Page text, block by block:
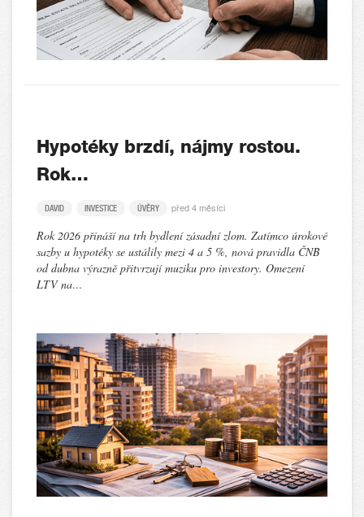
Hypotéky brzdí, nájmy rostou.
Rok…
DAVID INVESTICE ÚVĚRY před 4 měsíci
Rok 2026 přináší na trh bydlení zásadní zlom. Zatímco úrokové
sazby u hypotéky se ustálily mezi 4 a 5 %, nová pravidla ČNB
od dubna výrazně přitvrzují muziku pro investory. Omezení
LTV na…